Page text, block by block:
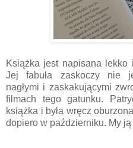
Książka jest napisana lekko
Jej fabuła zaskoczy nie
nagłymi i zaskakującymi
filmach tego gatunku.
książka i była wręcz
dopiero w październiku. My